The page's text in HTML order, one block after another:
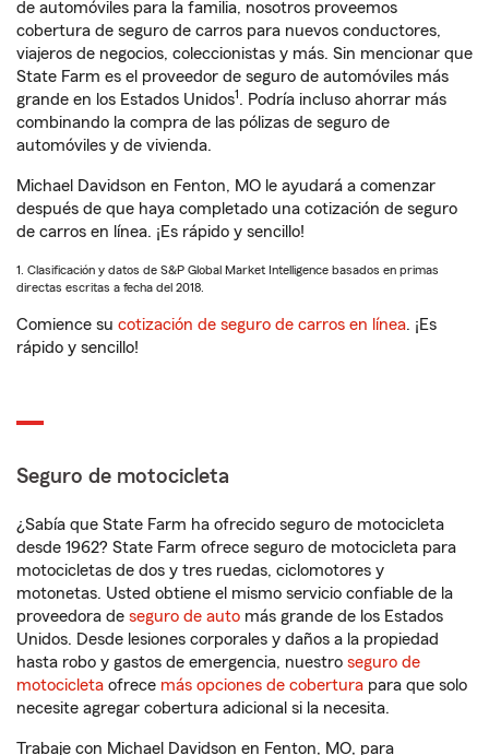
de automóviles para la familia, nosotros proveemos
cobertura de seguro de carros para nuevos conductores,
viajeros de negocios, coleccionistas y más. Sin mencionar que
State Farm es el proveedor de seguro de automóviles más
grande en los Estados Unidos1. Podría incluso ahorrar más
combinando la compra de las pólizas de seguro de
automóviles y de vivienda.
Michael Davidson en Fenton, MO le ayudará a comenzar
después de que haya completado una cotización de seguro
de carros en línea. ¡Es rápido y sencillo!
1. Clasificación y datos de S&P Global Market Intelligence basados en primas
directas escritas a fecha del 2018.
Comience su cotización de seguro de carros en línea. ¡Es
rápido y sencillo!
Seguro de motocicleta
¿Sabía que State Farm ha ofrecido seguro de motocicleta
desde 1962? State Farm ofrece seguro de motocicleta para
motocicletas de dos y tres ruedas, ciclomotores y
motonetas. Usted obtiene el mismo servicio confiable de la
proveedora de seguro de auto más grande de los Estados
Unidos. Desde lesiones corporales y daños a la propiedad
hasta robo y gastos de emergencia, nuestro seguro de
motocicleta ofrece más opciones de cobertura para que solo
necesite agregar cobertura adicional si la necesita.
Trabaje con Michael Davidson en Fenton, MO, para